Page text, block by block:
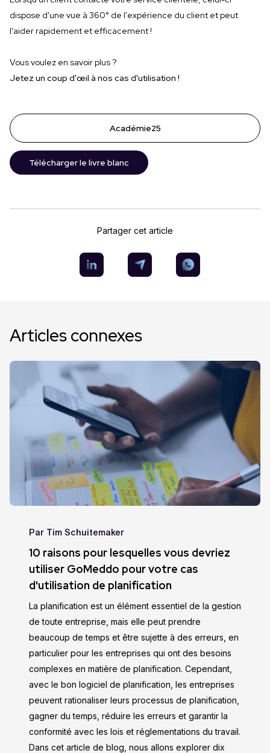
dispose d'une vue à 360° de l'expérience du client et peut
l'aider rapidement et efficacement !
Vous voulez en savoir plus ?
Jetez un coup d'œil à nos cas d'utilisation !
Académie25
Télécharger le livre blanc
Partager cet article
Articles connexes
Par Tim Schuitemaker
10 raisons pour lesquelles vous devriez
utiliser GoMeddo pour votre cas
d'utilisation de planification
La planification est un élément essentiel de la gestion
de toute entreprise, mais elle peut prendre
beaucoup de temps et être sujette à des erreurs, en
particulier pour les entreprises qui ont des besoins
complexes en matière de planification. Cependant,
avec le bon logiciel de planification, les entreprises
peuvent rationaliser leurs processus de planification,
gagner du temps, réduire les erreurs et garantir la
conformité avec les lois et réglementations du travail.
Dans cet article de blog, nous allons explorer dix